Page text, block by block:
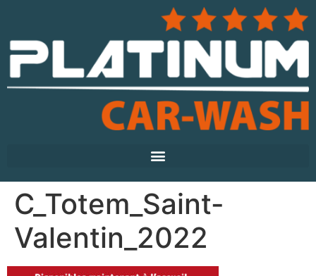
C_Totem_Saint-
Valentin_2022